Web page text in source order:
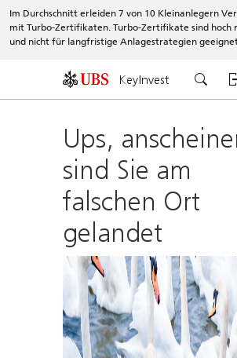
Im Durchschnitt erleiden 7 von 10 Kleinanlegern
mit Turbo-Zertifikaten. Turbo-Zertifikate sind hoch
und nicht für langfristige Anlagestrategien
KeyInvest
Ups,
sind Sie am
falschen Ort
gelandet